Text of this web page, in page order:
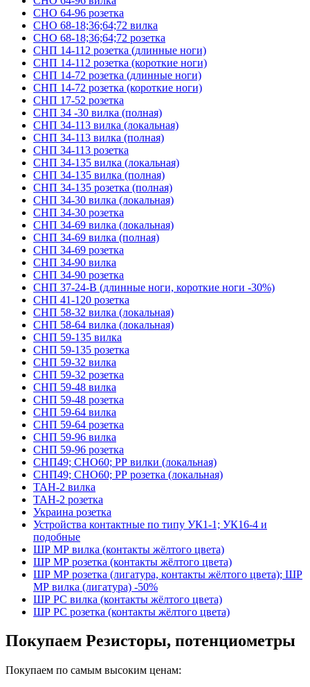
СНО 64-96 розетка
СНО 68-18;36;64;72 вилка
СНО 68-18;36;64;72 розетка
СНП 14-112 розетка (длинные ноги)
СНП 14-112 розетка (короткие ноги)
СНП 14-72 розетка (длинные ноги)
СНП 14-72 розетка (короткие ноги)
СНП 17-52 розетка
СНП 34 -30 вилка (полная)
СНП 34-113 вилка (локальная)
СНП 34-113 вилка (полная)
СНП 34-113 розетка
СНП 34-135 вилка (локальная)
СНП 34-135 вилка (полная)
СНП 34-135 розетка (полная)
СНП 34-30 вилка (локальная)
СНП 34-30 розетка
СНП 34-69 вилка (локальная)
СНП 34-69 вилка (полная)
СНП 34-69 розетка
СНП 34-90 вилка
СНП 34-90 розетка
СНП 37-24-В (длинные ноги, короткие ноги -30%)
СНП 41-120 розетка
СНП 58-32 вилка (локальная)
СНП 58-64 вилка (локальная)
СНП 59-135 вилка
СНП 59-135 розетка
СНП 59-32 вилка
СНП 59-32 розетка
СНП 59-48 вилка
СНП 59-48 розетка
СНП 59-64 вилка
СНП 59-64 розетка
СНП 59-96 вилка
СНП 59-96 розетка
СНП49; СНО60; РР вилки (локальная)
СНП49; СНО60; РР розетка (локальная)
ТАН-2 вилка
ТАН-2 розетка
Украина розетка
Устройства контактные по типу УК1-1; УК16-4 и
подобные
ШР МР вилка (контакты жёлтого цвета)
ШР МР розетка (контакты жёлтого цвета)
ШР МР розетка (лигатура, контакты жёлтого цвета); ШР
МР вилка (лигатура) -50%
ШР РС вилка (контакты жёлтого цвета)
ШР РС розетка (контакты жёлтого цвета)
Покупаем Резисторы, потенциометры
Покупаем по самым высоким ценам: